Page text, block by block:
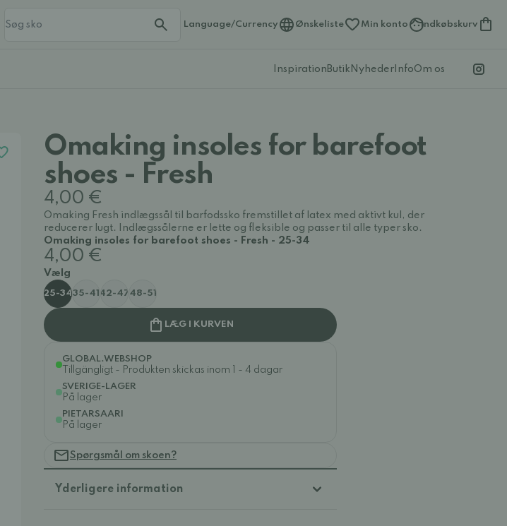
Language/Currency Ønskeliste Min konto Indkøbskurv
Inspiration Butik Nyheder InfoOm os
Omaking insoles for barefoot
shoes - Fresh
4,00 €
Omaking Fresh indlægssål til barfodssko fremstillet af latex med aktivt kul, der
reducerer lugt. Indlægssålerne er lette og fleksible og passer til alle typer sko.
Omaking insoles for barefoot shoes - Fresh - 25-34
4,00 €
Vælg
25-3435-41 42-47 48-51
LÆG I KURVEN
GLOBAL.WEBSHOP
Tillgängligt - Produkten skickas inom 1 - 4 dagar
SVERIGE-LAGER
På lager
PIETARSAARI
På lager
Spørgsmål om skoen?
Yderligere information